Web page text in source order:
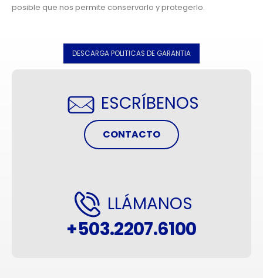
posible que nos permite conservarlo y protegerlo.
DESCARGA POLITICAS DE GARANTIA
ESCRÍBENOS
CONTACTO
LLÁMANOS
+503.2207.6100